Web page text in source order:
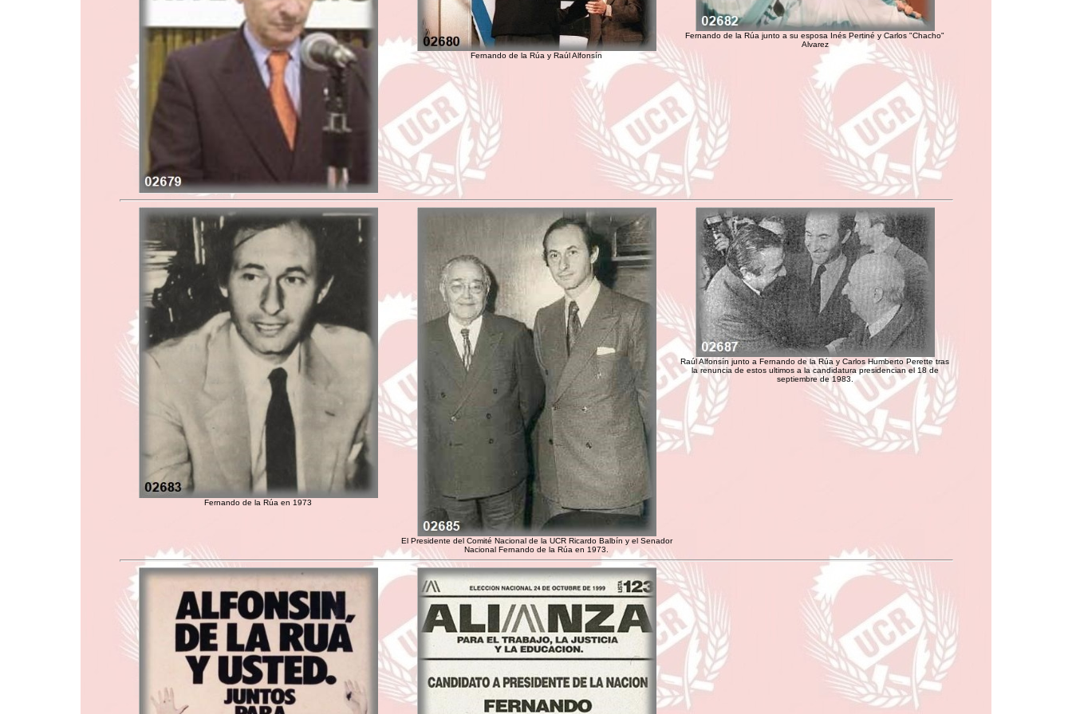
Fernando de la Rúa y Raúl Alfonsín
Fernando de la Rúa junto a su esposa Inés Pertiné y Carlos "Chacho"
Alvarez
Fernando de la Rúa en 1973
El Presidente del Comité Nacional de la UCR Ricardo Balbín y el Senador
Nacional Fernando de la Rúa en 1973.
Raúl Alfonsín junto a Fernando de la Rúa y Carlos Humberto Perette tras
la renuncia de estos ultimos a la candidatura presidencian el 18 de
septiembre de 1983.